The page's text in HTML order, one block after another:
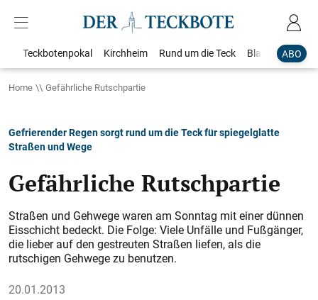
ABO
Teckbotenpokal Kirchheim Rund um die Teck Blaulicht
Home Gefährliche Rutschpartie
Gefrierender Regen sorgt rund um die Teck für spiegelglatte
Straßen und Wege
Gefährliche Rutschpartie
Straßen und Gehwege waren am Sonntag mit einer dünnen
Eisschicht bedeckt. Die Folge: Viele Unfälle und Fußgänger,
die lieber auf den gestreuten Straßen liefen, als die
rutschigen Gehwege zu benutzen.
20.01.2013